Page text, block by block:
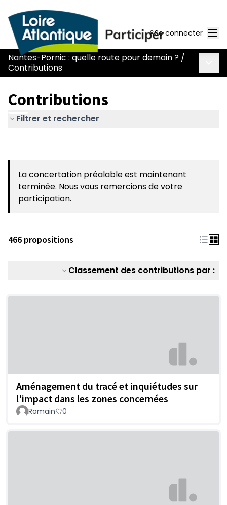
Se connecter
Nantes-Pornic : quelle route pour demain ? /
Contributions
Contributions
Filtrer et rechercher
La concertation préalable est maintenant
terminée. Nous vous remercions de votre
participation.
466 propositions
Classement des contributions par :
Aménagement du tracé et inquiétudes sur
l'impact dans les zones concernées
Romain 0